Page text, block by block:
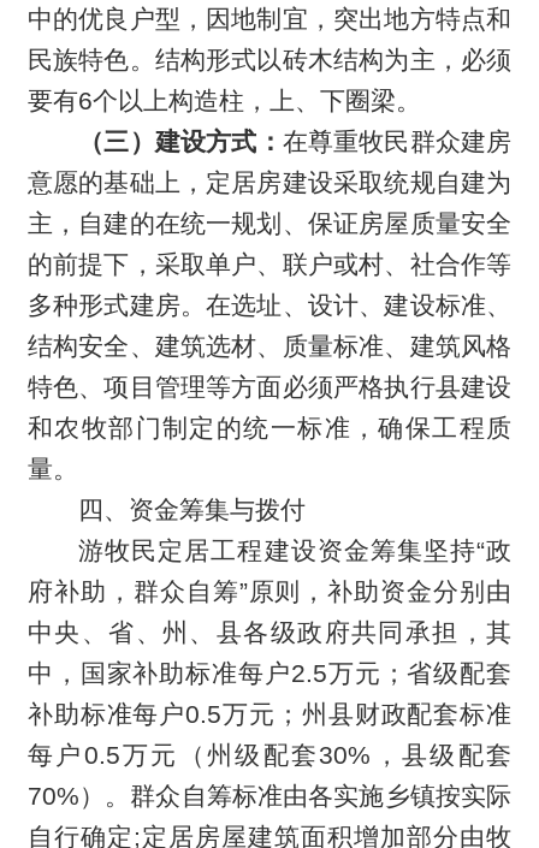
中的优良户型，因地制宜，突出地方特点和
民族特色。结构形式以砖木结构为主，必须
要有6个以上构造柱，上、下圈梁。
（三）建设方式： 在尊重牧民群众建房
意愿的基础上，定居房建设采取统规自建为
主，自建的在统一规划、保证房屋质量安全
的前提下，采取单户、联户或村、社合作等
多种形式建房。在选址、设计、建设标准、
结构安全、建筑选材、质量标准、建筑风格
特色、项目管理等方面必须严格执行县建设
和农牧部门制定的统一标准，确保工程质
量。
四、资金筹集与拨付
游牧民定居工程建设资金筹集坚持“政
府补助，群众自筹”原则，补助资金分别由
中央、省、州、县各级政府共同承担，其
中，国家补助标准每户2.5万元；省级配套
补助标准每户0.5万元；州县财政配套标准
每户0.5万元（州级配套30%，县级配套
70%）。群众自筹标准由各实施乡镇按实际
自行确定;定居房屋建筑面积增加部分由牧